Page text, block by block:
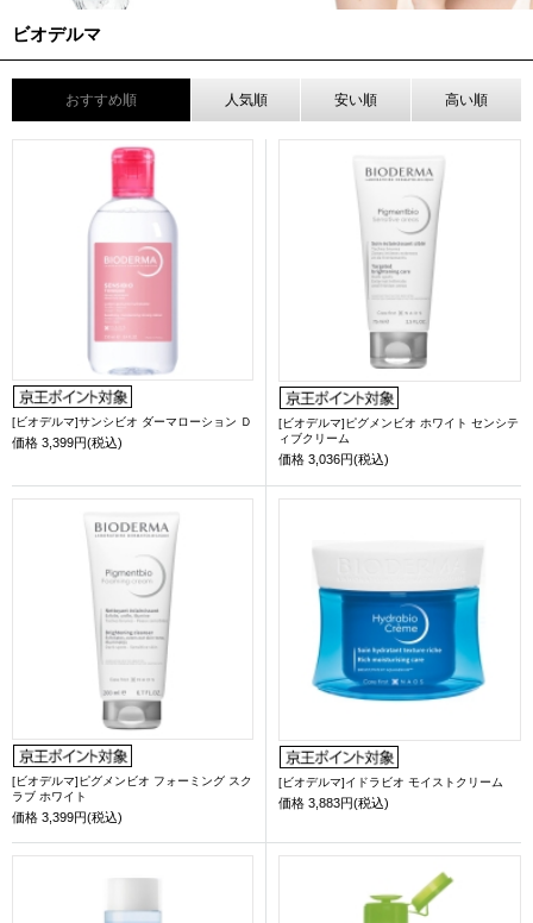
ビオデルマ
おすすめ順 人気順 安い順 高い順
[ビオデルマ]サンシビオ ダーマローション Ｄ
価格 3,399円(税込)
[ビオデルマ]ピグメンビオ ホワイト センシテ
ィブクリーム
価格 3,036円(税込)
[ビオデルマ]ピグメンビオ フォーミング スク
ラブ ホワイト
価格 3,399円(税込)
[ビオデルマ]イドラビオ モイストクリーム
価格 3,883円(税込)